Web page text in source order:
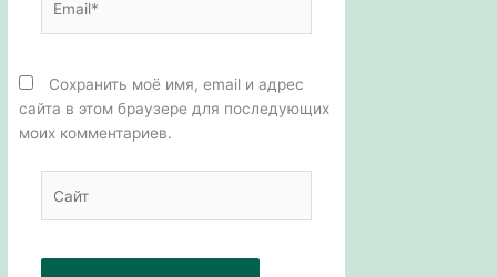
Сохранить моё имя, email и адрес
сайта в этом браузере для последующих
моих комментариев.